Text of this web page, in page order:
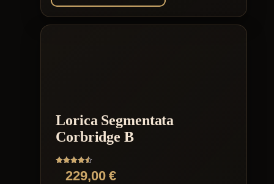
Lorica Segmentata
Corbridge B
Note
4.50229,00€